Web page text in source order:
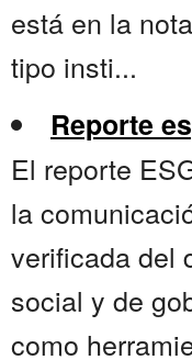
está en la
tipo insti...
Reporte
El reporte
la
verificada del
social y de
como